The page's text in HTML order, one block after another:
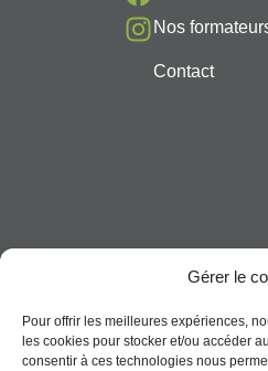
Gérer le
Pour offrir les meilleures expériences,
les cookies pour stocker et/ou accéder
consentir à ces technologies nous
Nos
Contact
Termes et
Politique de